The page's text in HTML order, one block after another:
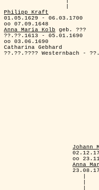
Philipp Kraft
01.05.1629 - 06.03.1700
Anna Maria Kolb geb. ???
??.??.1613 - 05.01.1690
oo 03.06.1690
Catharina Gebhard
??.??.???? Westernbach -
Johann
oo
Anna